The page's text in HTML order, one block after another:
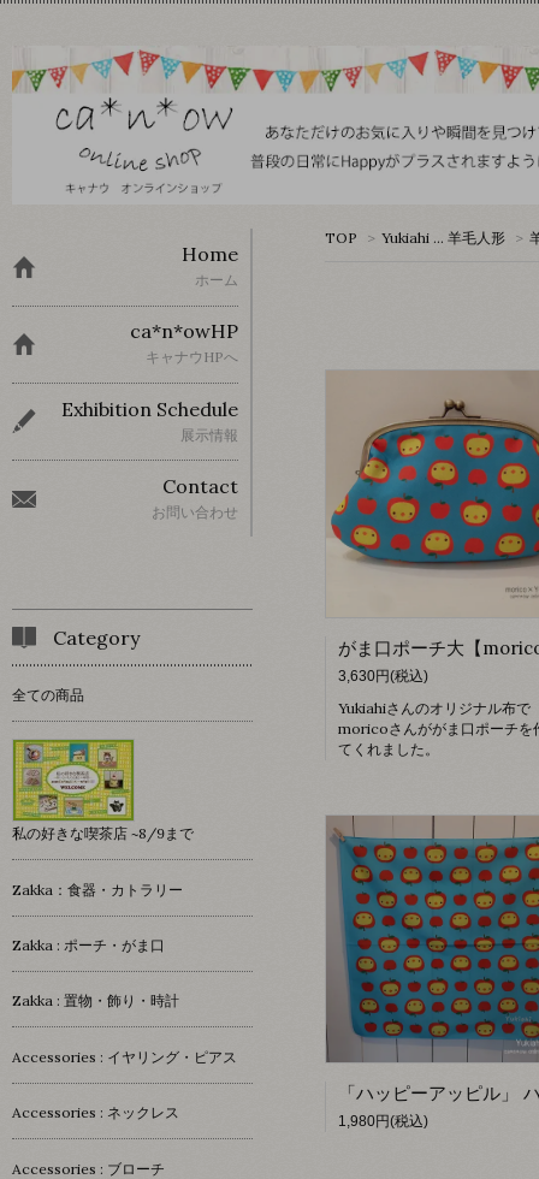
TOP > Yukiahi … 羊毛人形 >
3,630円(税込)
Yukiahiさんのオリジナル布で
moricoさんががま口ポーチを
てくれました。
1,980円(税込)
Home
ホーム
ca*n*owHP
キャナウHPへ
Exhibition Schedule
展示情報
Contact
お問い合わせ
Category
全ての商品
私の好きな喫茶店 ~8/9まで
Zakka：食器・カトラリー
Zakka : ポーチ・がま口
Zakka : 置物・飾り・時計
Accessories : イヤリング・ピアス
Accessories : ネックレス
Accessories : ブローチ